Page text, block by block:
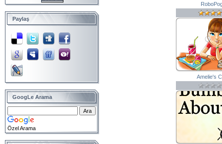
Paylaş
GoogLe Arama
Özel Arama
Amelie's